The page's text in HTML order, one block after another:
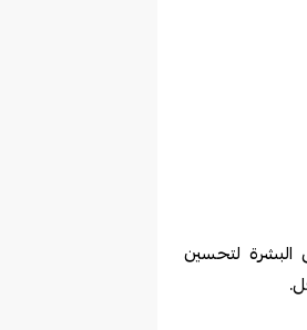
البشرة لتحسين